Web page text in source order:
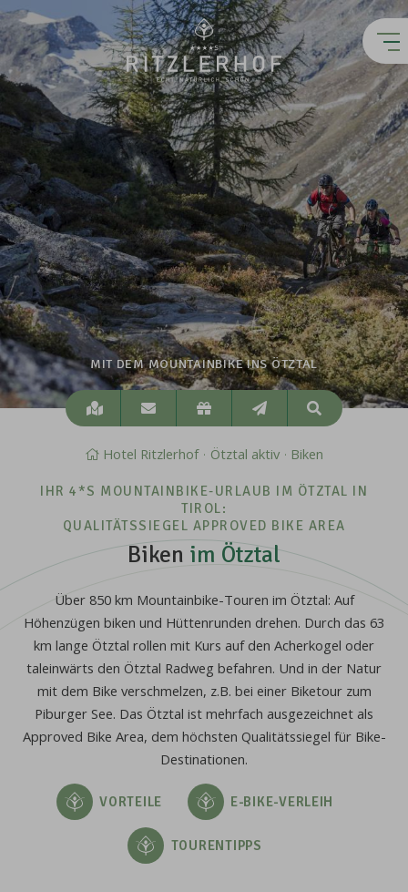
MIT DEM MOUNTAINBIKE INS ÖTZTAL
Lage
info@ritzlerhof.at
GutscheineNewsletterSuchen
Suchen
Hotel Ritzlerhof Ötztal aktiv Biken
IHR 4*S MOUNTAINBIKE-URLAUB IM ÖTZTAL IN
TIROL:
QUALITÄTSSIEGEL APPROVED BIKE AREA
Biken im Ötztal
Über 850 km Mountainbike-Touren im Ötztal: Auf
Höhenzügen biken und Hüttenrunden drehen. Durch das 63
km lange Ötztal rollen mit Kurs auf den Acherkogel oder
taleinwärts den Ötztal Radweg befahren. Und in der Natur
mit dem Bike verschmelzen, z.B. bei einer Biketour zum
Piburger See. Das Ötztal ist mehrfach ausgezeichnet als
Approved Bike Area, dem höchsten Qualitätssiegel für Bike-
Destinationen.
VORTEILE E-BIKE-VERLEIH
TOURENTIPPS